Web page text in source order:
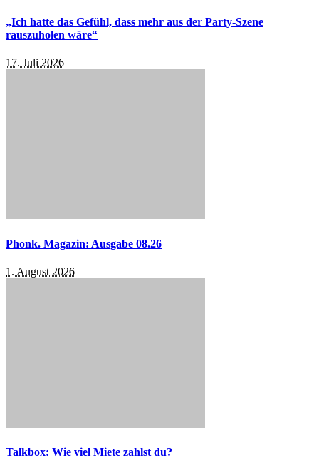
„Ich hatte das Gefühl, dass mehr aus der Party-Szene
rauszuholen wäre“
17. Juli 2026
Phonk. Magazin: Ausgabe 08.26
1. August 2026
Talkbox: Wie viel Miete zahlst du?